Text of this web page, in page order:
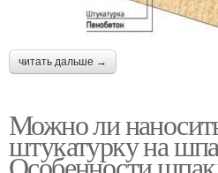
читать дальше →
Можно ли
штукатурку на